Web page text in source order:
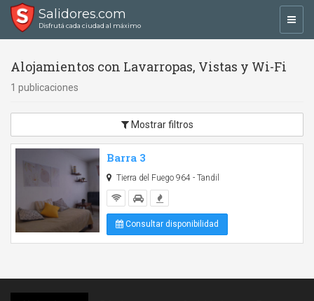
Salidores.com
Disfrutá cada ciudad al máximo
Alojamientos con Lavarropas, Vistas y Wi-Fi
1 publicaciones
Mostrar filtros
Barra 3
Tierra del Fuego 964 - Tandil
Consultar disponibilidad